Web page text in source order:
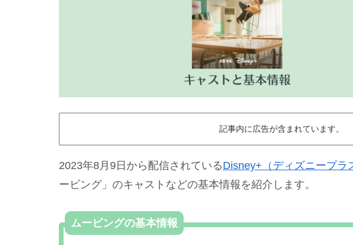
記事内に広告が含まれています。
2023年8月9日から配信されているDisney+（ディズニープラ
ービング」のキャストなどの基本情報を紹介します。
ムービングの基本情報